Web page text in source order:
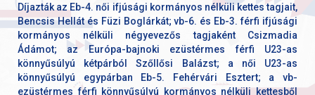
Díjazták az Eb-4. női ifjúsági kormányos nélküli kettes tagjait,
Bencsis Hellát és Füzi Boglárkát; vb-6. és Eb-3. férfi ifjúsági
kormányos nélküli négyevezős tagjaként Csizmadia
Ádámot; az Európa-bajnoki ezüstérmes férfi U23-as
könnyűsúlyú kétpárból Szőllősi Balázst; a női U23-as
könnyűsúlyú egypárban Eb-5. Fehérvári Esztert; a vb-
ezüstérmes férfi könnyűsúlyú kormányos nélküli kettesből